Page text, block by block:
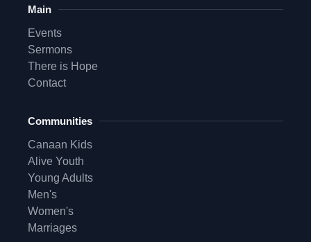
Main
Events
Sermons
There is Hope
Contact
Communities
Canaan Kids
Alive Youth
Young Adults
Men's
Women's
Marriages